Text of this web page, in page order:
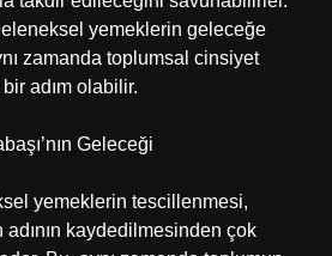
yemeklerin geleceğe
zamanda toplumsal cinsiyet
adım olabilir.
Geleceği
yemeklerin tescillenmesi,
adının kaydedilmesinden çok